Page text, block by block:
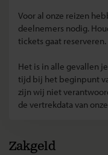
Voor al onze reizen
deelnemers nodig.
tickets gaat reserveren.
Het is in alle gevallen
tijd bij het beginpunt
zijn wij niet
de vertrekdata van
Zakgeld